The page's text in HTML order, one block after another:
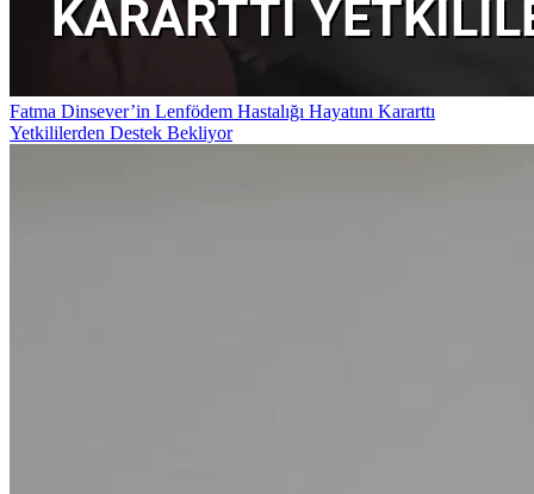
Fatma Dinsever’in Lenfödem Hastalığı Hayatını Kararttı
Yetkililerden Destek Bekliyor